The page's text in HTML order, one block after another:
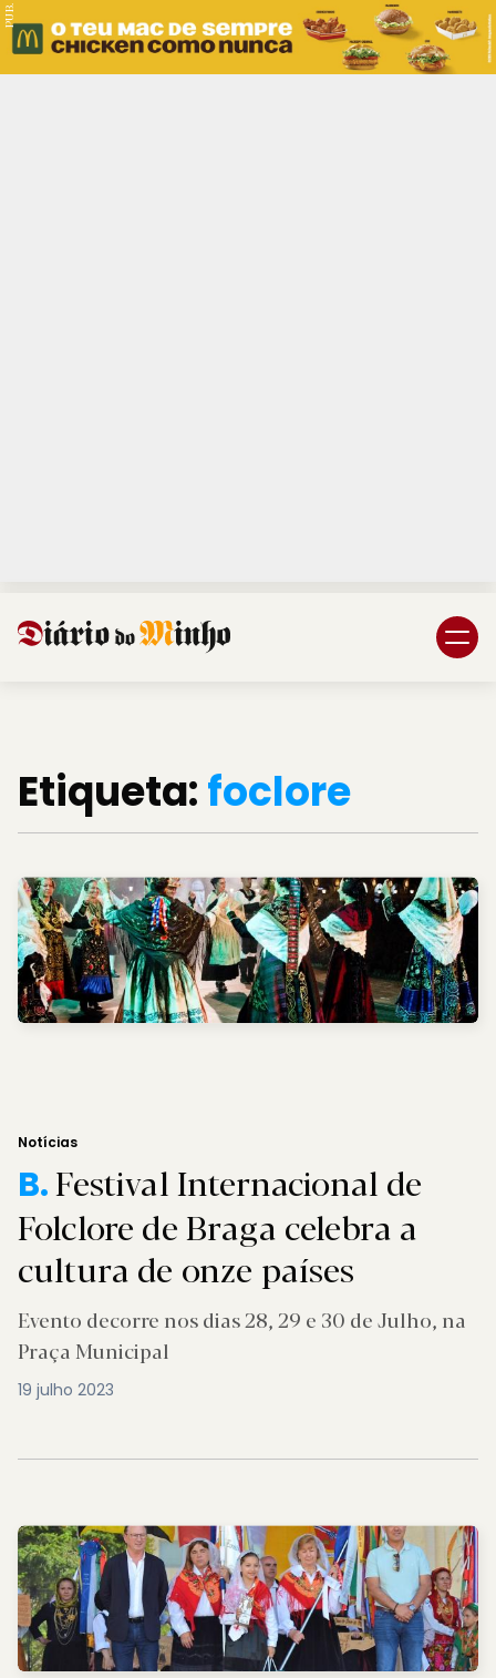
PUB.
Etiqueta:foclore
Notícias
B.Festival Internacional de
Folclore de Braga celebra a
cultura de onze países
Evento decorre nos dias 28, 29 e 30 de Julho, na
Praça Municipal
19 julho 2023